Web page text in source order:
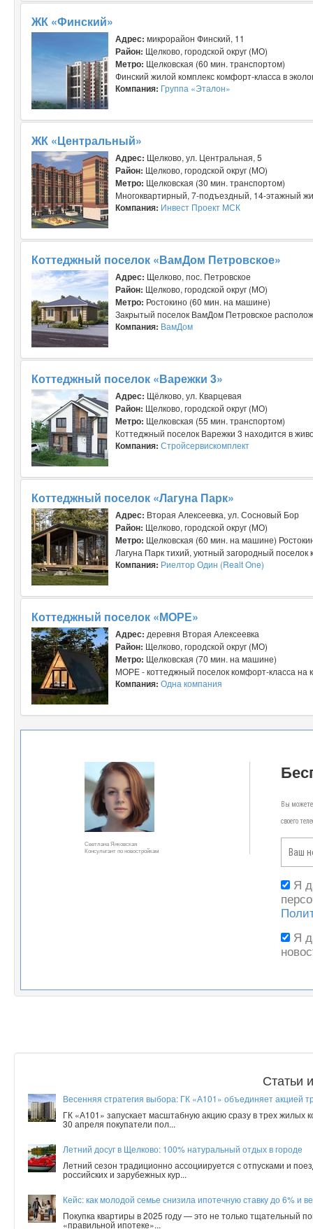
ЖК «Финский»
Адрес: микрорайон Финский, 11
Район: Щелково, городской округ (МО)
Метро: Щелковская (60 мин. транспортом)
Финский жилой комплекс комфорт-класса в
Компания: Группа «Эталон»
ЖК «Центральный»
Адрес: Щелково, ул. Центральная, 5
Район: Щелково, городской округ (МО)
Метро: Щелковская (30 мин. транспортом)
Многоквартирный, 7-подъездный, 14-этажный
Компания: Инвест Проект МСК
Коттеджный поселок «ВамДом Петровское»
Адрес: Щелково, пос. Петровское
Район: Щелково, городской округ (МО)
Метро: Ростокино (60 мин. на машине)
Закрытый поселок ВамДом Петровское
Компания: ВамДом
Коттеджный поселок «Варежки 3»
Адрес: Щёлково, ул. Кварцевая
Район: Щелково, городской округ (МО)
Метро: Щелковская (55 мин. транспортом)
Коттеджный поселок Варежки 3 находится в
Компания: Стройсервискомплект
Коттеджный поселок «Лагуна Парк»
Адрес: Вторая Алексеевка, ул. Сосновый Бор
Район: Щелково, городской округ (МО)
Метро: Щелковская (60 мин. на машине)
Лагуна Парк тихий, уютный загородный
Компания: Риелтор Один (Realt One)
Коттеджный поселок «МОРЕ»
Адрес: деревня Вторая Алексеевка
Район: Щелково, городской округ (МО)
Метро: Щелковская (70 мин. на машине)
МОРЕ - коттеджный поселок комфорт-класса на
Компания: Одна компания
Светлана Янковская
Консультант по новостройкам
Вы
своего
Я
Я
Статьи
Весенняя стратегия выбора: ГК «А101» объединяет акцией
ГК «А101» запускает масштабную акцию сразу в трех
30 апреля покупатели пол...
Летний досуг в Щелково: 100% натуральный отдых в городе
Летний сезон традиционно ассоциируется с отпусками и
российских и зарубежных кур...
Кейс: как молодой семье снизила ипотечную ставку до 6% и
Покупка квартиры в 2025 году — это не только тщательный
«правильной ипотеке»...